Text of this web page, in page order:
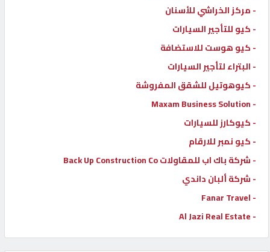
- مركز الخراشي للأسنان
- كيو للتأجير السيارات
- كيو هوست للاستضافة
- البتراء لتأجير السيارات
- كيوهوتيل للشقق المفروشة
- Maxam Business Solution
- كيوكارز للسيارات
- كيو نمبر للارقام
- شركة باك اب للمقاولات Back Up Construction Co
- شركة ألبان داندي
- Fanar Travel
- Al Jazi Real Estate